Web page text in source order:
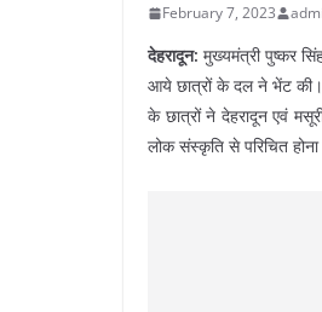
February 7, 2023
देहरादून: मुख्यमंत्री पुष्कर
आये छात्रों के दल ने भेंट की।
के छात्रों ने देहरादून एवं
लोक संस्कृति से परिचित